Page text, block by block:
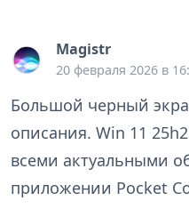
Magistr
20 февраля 2026 в
Большой черный
описания. Win 11
всеми актуальными
приложении Pocket